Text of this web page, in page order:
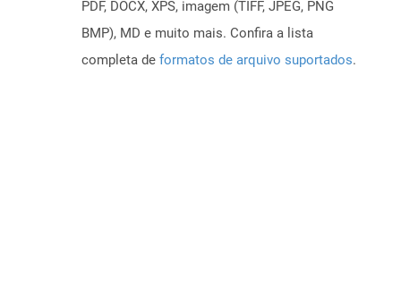
PDF, DOCX, XPS, imagem (TIFF, JPEG, PNG
BMP), MD e muito mais. Confira a lista
completa de formatos de arquivo suportados.